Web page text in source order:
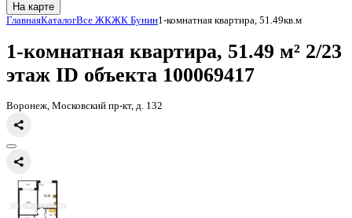
На карте
Главная КаталогВсе ЖКЖК Бунин
1-комнатная квартира, 51.49
этаж
Воронеж, Московский пр-кт, д. 132